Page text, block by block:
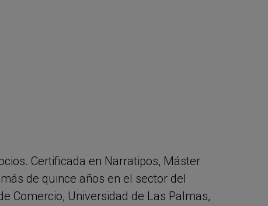
Certificada en Narratipos, Máster
de quince años en el sector del
Comercio, Universidad de Las Palmas,